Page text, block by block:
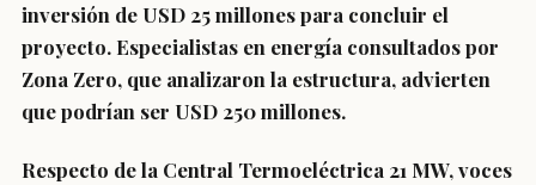
inversión de USD 25 millones para concluir el
proyecto. Especialistas en energía consultados por
Zona Zero, que analizaron la estructura, advierten
que podrían ser USD 250 millones.
Respecto de la Central Termoeléctrica 21 MW, voces